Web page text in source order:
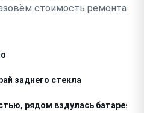
стоимость ремонта
заднего стекла
рядом вздулась батарея